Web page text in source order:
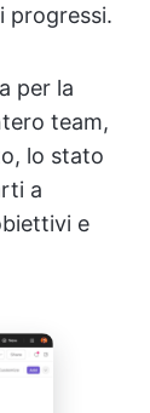
progressi.
per la
team,
lo stato
a
e